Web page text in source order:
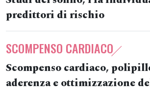
predittori di rischio
SCOMPENSO CARDIACO
Scompenso cardiaco,
aderenza e ottimizzazione